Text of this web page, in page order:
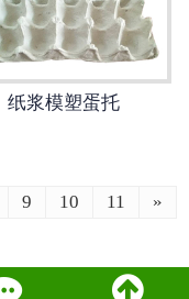
纸浆模塑蛋托
9 10 11
»